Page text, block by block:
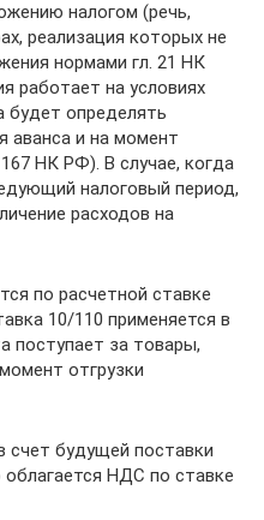
налогом (речь,
реализация которых не
нормами гл. 21 НК
работает на условиях
определять
аванса и на момент
НК РФ). В случае, когда
налоговый период,
расходов на
по расчетной ставке
10/110 применяется в
поступает за товары,
отгрузки
счет будущей поставки
облагается НДС по ставке